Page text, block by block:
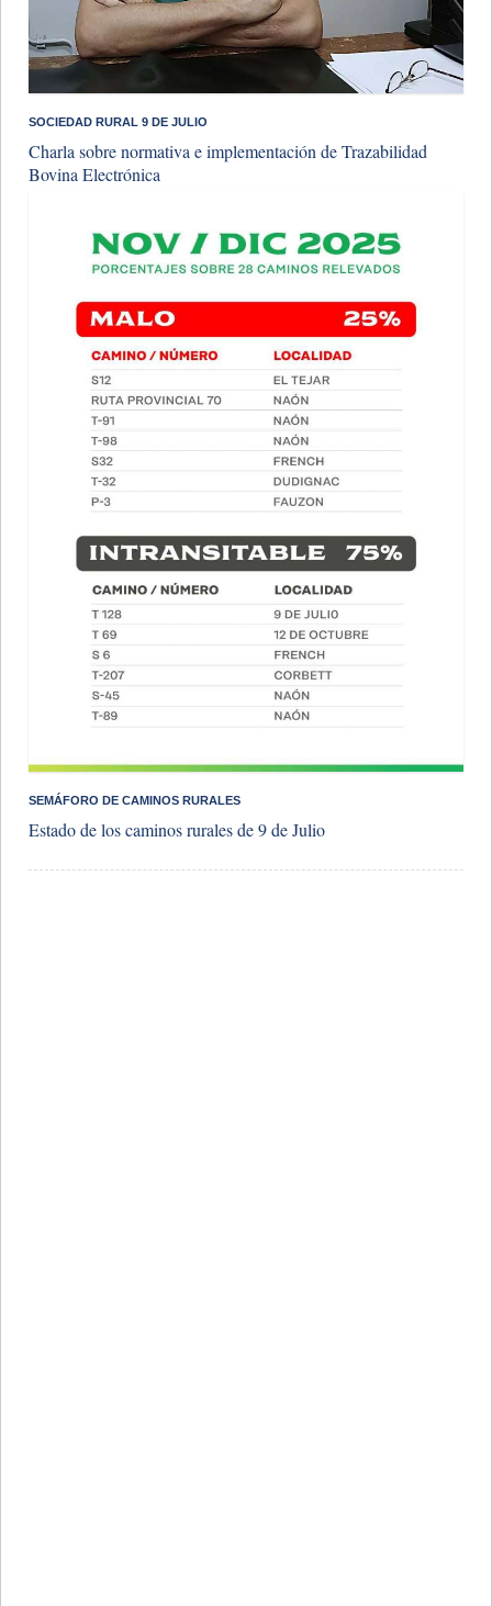
SOCIEDAD RURAL 9 DE JULIO
Charla sobre normativa e implementación de Trazabilidad
Bovina Electrónica
SEMÁFORO DE CAMINOS RURALES
Estado de los caminos rurales de 9 de Julio